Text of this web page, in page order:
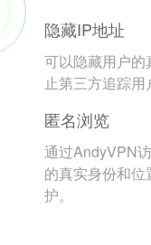
隐藏IP地址
可以隐藏用户
止第三方追踪用
匿名浏览
通过AndyVPN
的真实身份和位
护。